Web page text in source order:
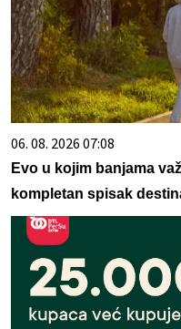
06. 08. 2026 07:08
Evo u kojim banjama
kompletan spisak